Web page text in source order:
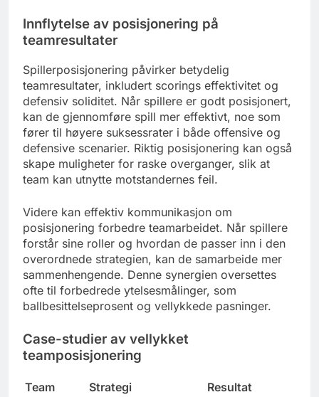
Innflytelse av posisjonering på
teamresultater
Spillerposisjonering påvirker betydelig
teamresultater, inkludert scorings effektivitet og
defensiv soliditet. Når spillere er godt posisjonert,
kan de gjennomføre spill mer effektivt, noe som
fører til høyere suksessrater i både offensive og
defensive scenarier. Riktig posisjonering kan også
skape muligheter for raske overganger, slik at
team kan utnytte motstandernes feil.
Videre kan effektiv kommunikasjon om
posisjonering forbedre teamarbeidet. Når spillere
forstår sine roller og hvordan de passer inn i den
overordnede strategien, kan de samarbeide mer
sammenhengende. Denne synergien oversettes
ofte til forbedrede ytelsesmålinger, som
ballbesittelseprosent og vellykkede pasninger.
Case-studier av vellykket
teamposisjonering
Team Strategi Resultat